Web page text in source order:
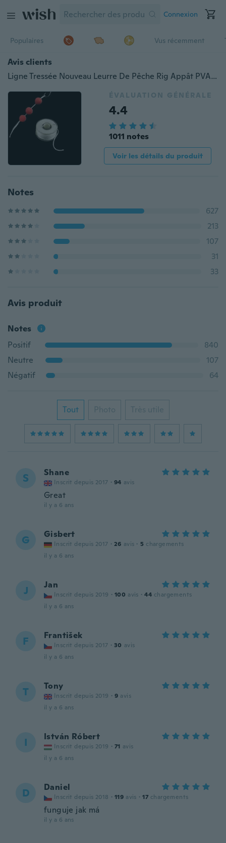
Connexion
Populaires Vus récemment
Avis clients
Ligne Tressée Nouveau Leurre De Pêche Rig Appât PVA Chaîne Carpe Appâtage Chaîne Lignes PVA Ligne De Chaîne De Pêche Ligne De Chaîne De Pêche Dissolvant L'eau Chaîne De Pêche
ÉVALUATION GÉNÉRALE
4.4
1011 notes
Voir les détails du produit
Notes
627
213
107
31
33
Avis produit
Notes
Positif
840
Neutre
107
Négatif
64
Tout Photo Très utile
S Shane
Inscrit depuis 2017 · 94 avis
Great
il y a 6 ans
G Gisbert
Inscrit depuis 2017 · 26 avis · 5 chargements
il y a 6 ans
J Jan
Inscrit depuis 2019 · 100 avis · 44 chargements
il y a 6 ans
F František
Inscrit depuis 2017 · 30 avis
il y a 6 ans
T Tony
Inscrit depuis 2019 · 9 avis
il y a 6 ans
I István Róbert
Inscrit depuis 2019 · 71 avis
il y a 6 ans
D Daniel
Inscrit depuis 2018 · 119 avis · 17 chargements
funguje jak má
il y a 6 ans